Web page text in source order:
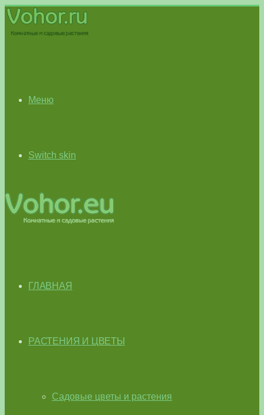
Меню
Switch skin
ГЛАВНАЯ
РАСТЕНИЯ И ЦВЕТЫ
Садовые цветы и растения